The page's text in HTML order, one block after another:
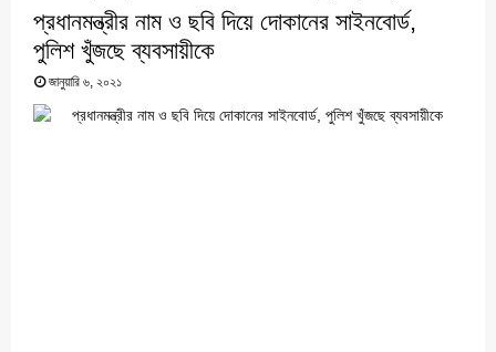
প্রধানমন্ত্রীর নাম ও ছবি দিয়ে দোকানের সাইনবোর্ড,
পুলিশ খুঁজছে ব্যবসায়ীকে
জানুয়ারি ৬, ২০২১